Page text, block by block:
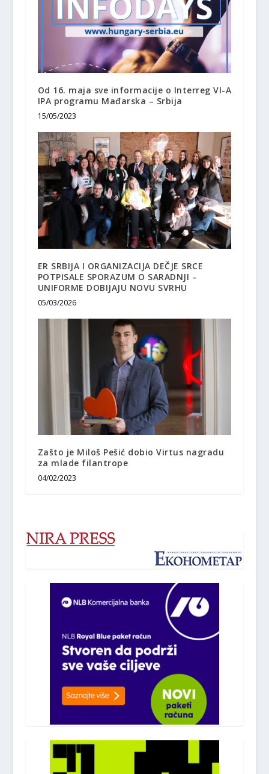
Od 16. maja sve informacije o Interreg VI-A
IPA programu Mađarska – Srbija
15/05/2023
ER SRBIJA I ORGANIZACIJA DEČJE SRCE
POTPISALE SPORAZUM O SARADNJI –
UNIFORME DOBIJAJU NOVU SVRHU
05/03/2026
Zašto je Miloš Pešić dobio Virtus nagradu
za mlade filantrope
04/02/2023